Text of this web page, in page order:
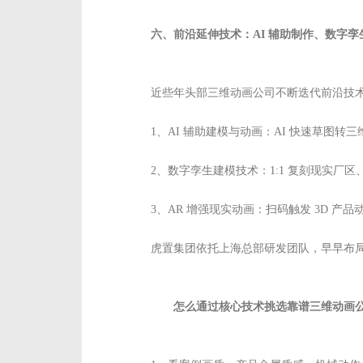
六、前沿延伸技术：AI 辅助制作、数字
近些年头部三维动画公司不断迭代前沿技
1、AI 辅助建模与动画：AI 快速草图转
2、数字孪生建模技术：1:1 复刻现实厂
3、AR 增强现实动画：扫码触发 3D 产品
虎置集团依托上海总部研发团队，早早布
怎么通过核心技术挑选靠谱三维动画